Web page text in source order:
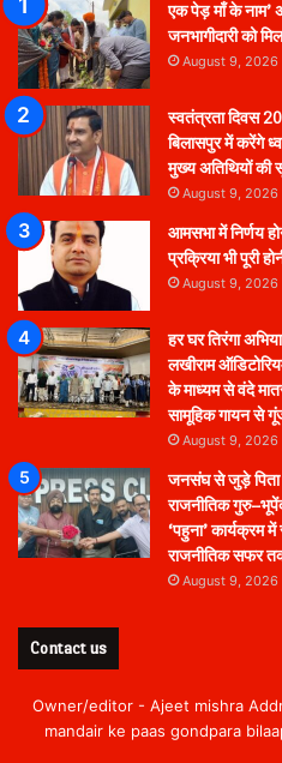
एक पेड़ माँ के नाम’
जनभागीदारी को
August 9, 2026
स्वतंत्रता दिवस
बिलासपुर में करेंगे
मुख्य अतिथियों
August 9, 2026
आमसभा में निर्णय
प्रक्रिया भी पूरी
August 9, 2026
हर घर तिरंगा
लखीराम
के माध्यम से वंदे
सामूहिक गायन से
August 9, 2026
जनसंघ से जुड़े पिता
राजनीतिक
‘पहुना’ कार्यक्रम में
राजनीतिक सफर
August 9, 2026
Contact us
Owner/editor - Ajeet mishra
mandair ke paas gondpara